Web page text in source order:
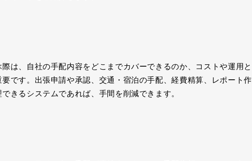
は、自社の手配内容をどこまでカバーできるのか、コストや運用と
です。出張申請や承認、交通・宿泊の手配、経費精算、レポート作
きるシステムであれば、手間を削減できます。